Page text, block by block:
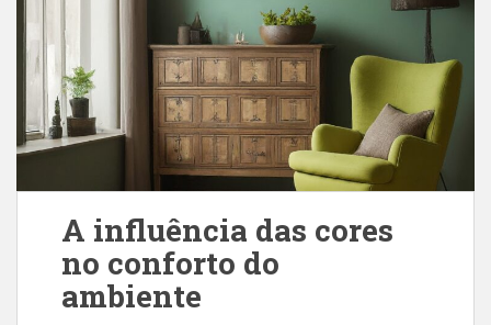
A influência das cores
no conforto do
ambiente